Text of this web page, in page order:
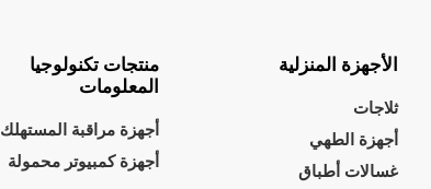
الأجهزة المنزلية
ثلاجات
أجهزة الطهي
غسالات أطباق
منتجات تكنولوجيا
المعلومات
أجهزة مراقبة المستهلك
أجهزة كمبيوتر محمولة